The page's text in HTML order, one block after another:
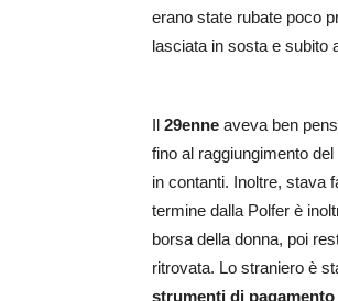
erano state rubate poco
lasciata in sosta e subito
Il 29enne aveva ben
fino al raggiungimento
in contanti. Inoltre, stava
termine dalla Polfer è
borsa della donna, poi
ritrovata. Lo straniero è
strumenti di pagamento